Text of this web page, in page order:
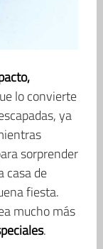
lo convierte
ya
sorprender
casa de
fiesta.
mucho más
.